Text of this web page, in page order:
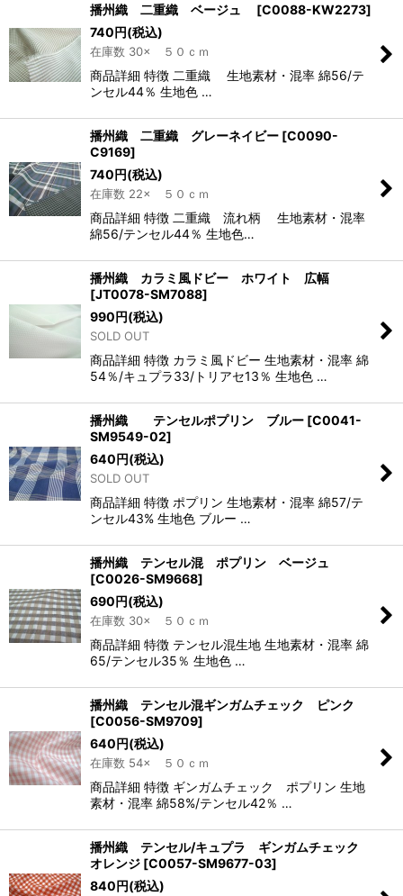
播州織 二重織 ベージュ [C0088-KW2273]
740円(税込)
在庫数 30× ５０ｃｍ
商品詳細 特徴 二重織 生地素材・混率 綿56/テ
ンセル44％ 生地色 …
播州織 二重織 グレーネイビー [C0090-
C9169]
740円(税込)
在庫数 22× ５０ｃｍ
商品詳細 特徴 二重織 流れ柄 生地素材・混率
綿56/テンセル44％ 生地色…
播州織 カラミ風ドビー ホワイト 広幅
[JT0078-SM7088]
990円(税込)
SOLD OUT
商品詳細 特徴 カラミ風ドビー 生地素材・混率 綿
54％/キュプラ33/トリアセ13％ 生地色 …
播州織 テンセルポプリン ブルー [C0041-
SM9549-02]
640円(税込)
SOLD OUT
商品詳細 特徴 ポプリン 生地素材・混率 綿57/テ
ンセル43% 生地色 ブルー …
播州織 テンセル混 ポプリン ベージュ
[C0026-SM9668]
690円(税込)
在庫数 30× ５０ｃｍ
商品詳細 特徴 テンセル混生地 生地素材・混率 綿
65/テンセル35％ 生地色 …
播州織 テンセル混ギンガムチェック ピンク
[C0056-SM9709]
640円(税込)
在庫数 54× ５０ｃｍ
商品詳細 特徴 ギンガムチェック ポプリン 生地
素材・混率 綿58%/テンセル42％ …
播州織 テンセル/キュプラ ギンガムチェック
オレンジ [C0057-SM9677-03]
840円(税込)